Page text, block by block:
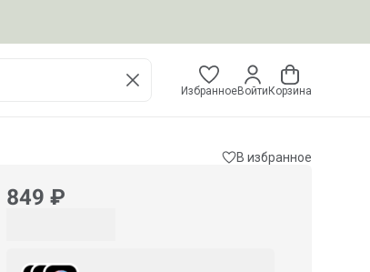
ИзбранноеВойти Корзина
В избранное
849 ₽